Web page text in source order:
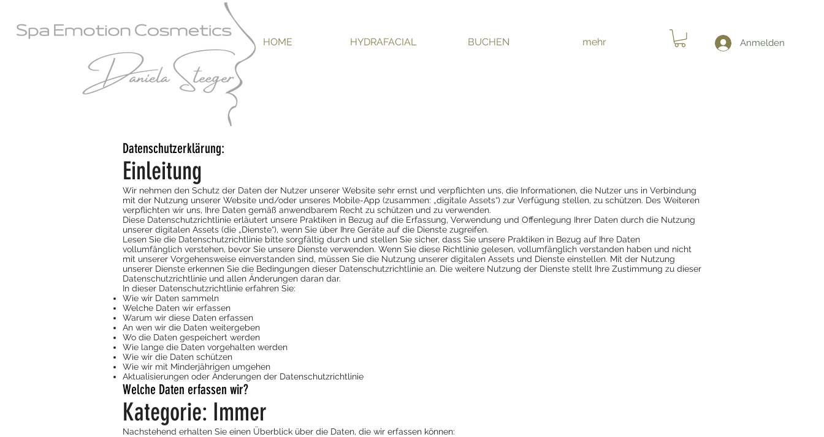
Anmelden
HOME HYDRAFACIAL BUCHEN mehr
Datenschutzerklärung:
Einleitung
Wir nehmen den Schutz der Daten der Nutzer unserer Website sehr ernst und verpflichten uns, die Informationen, die Nutzer uns in Verbindung
mit der Nutzung unserer Website und/oder unseres Mobile-App (zusammen: „digitale Assets“) zur Verfügung stellen, zu schützen. Des Weiteren
verpflichten wir uns, Ihre Daten gemäß anwendbarem Recht zu schützen und zu verwenden.
Diese Datenschutzrichtlinie erläutert unsere Praktiken in Bezug auf die Erfassung, Verwendung und Offenlegung Ihrer Daten durch die Nutzung
unserer digitalen Assets (die „Dienste“), wenn Sie über Ihre Geräte auf die Dienste zugreifen.
Lesen Sie die Datenschutzrichtlinie bitte sorgfältig durch und stellen Sie sicher, dass Sie unsere Praktiken in Bezug auf Ihre Daten
vollumfänglich verstehen, bevor Sie unsere Dienste verwenden. Wenn Sie diese Richtlinie gelesen, vollumfänglich verstanden haben und nicht
mit unserer Vorgehensweise einverstanden sind, müssen Sie die Nutzung unserer digitalen Assets und Dienste einstellen. Mit der Nutzung
unserer Dienste erkennen Sie die Bedingungen dieser Datenschutzrichtlinie an. Die weitere Nutzung der Dienste stellt Ihre Zustimmung zu dieser
Datenschutzrichtlinie und allen Änderungen daran dar.
In dieser Datenschutzrichtlinie erfahren Sie:
Wie wir Daten sammeln
Welche Daten wir erfassen
Warum wir diese Daten erfassen
An wen wir die Daten weitergeben
Wo die Daten gespeichert werden
Wie lange die Daten vorgehalten werden
Wie wir die Daten schützen
Wie wir mit Minderjährigen umgehen
Aktualisierungen oder Änderungen der Datenschutzrichtlinie
Welche Daten erfassen wir?
Kategorie: Immer
Nachstehend erhalten Sie einen Überblick über die Daten, die wir erfassen können: